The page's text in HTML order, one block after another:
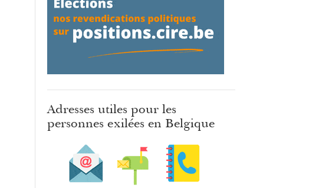
Adresses utiles pour les
personnes exilées en Belgique